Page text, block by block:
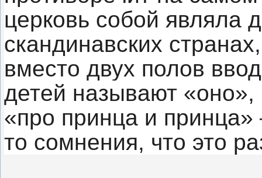
церковь собой являла
скандинавских
вместо двух полов
детей называют «оно»,
«про принца и принца»
то сомнения, что это